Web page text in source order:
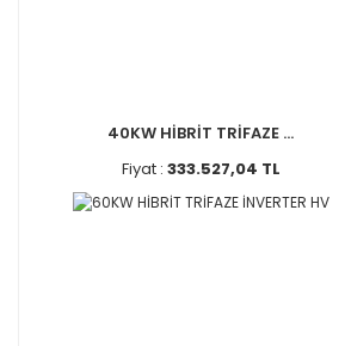
40KW HİBRİT TRİFAZE ...
Fiyat : 333.527,04 TL